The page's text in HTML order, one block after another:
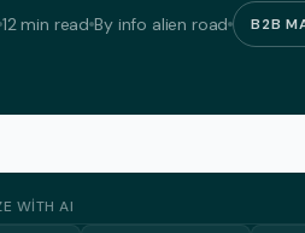
12 min read By info alien road B2B
WITH AI